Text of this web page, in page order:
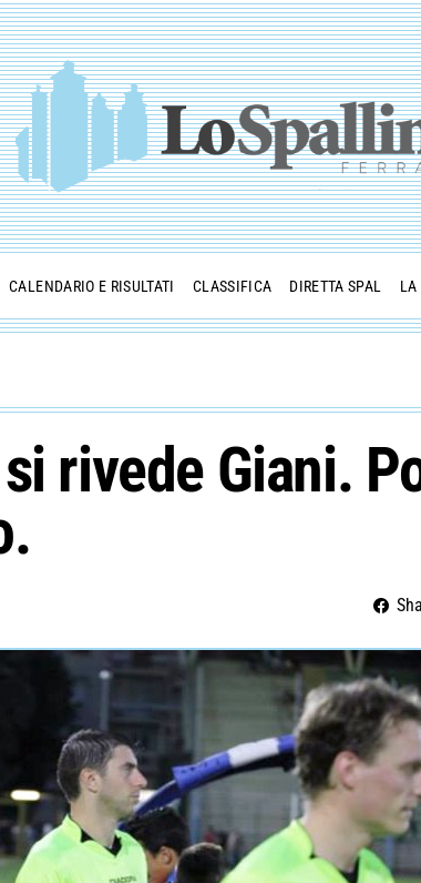
CALENDARIO E RISULTATI CLASSIFICA DIRETTA SPAL LA
rivede Giani.